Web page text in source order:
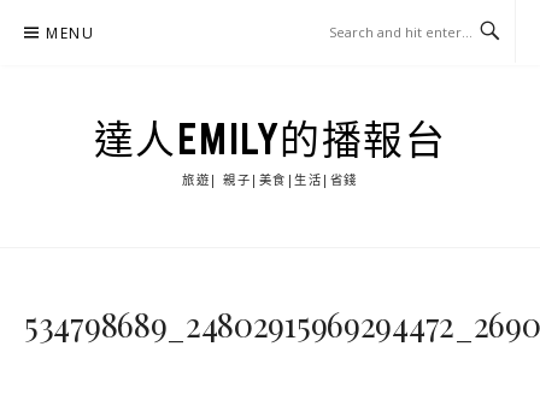
MENU
達人EMILY的播報台
旅遊| 親子|美食|生活|省錢